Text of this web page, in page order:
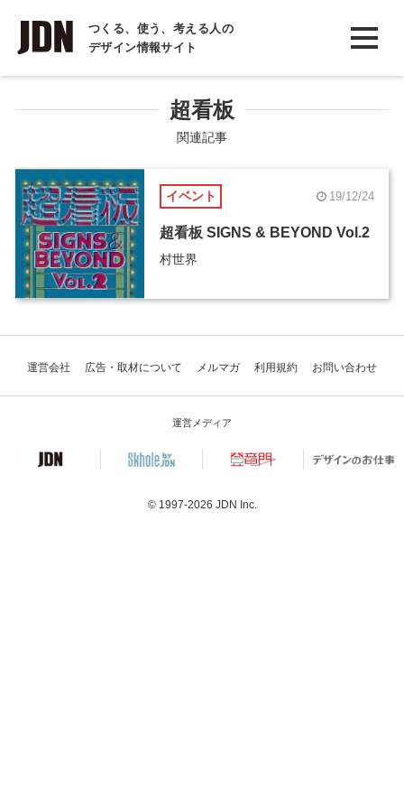
つくる、使う、考える人の
デザイン情報サイト
INTERVIEW
インタビュー
COLUMN
コラム
超看板
関連記事
イベント 19/12/24
超看板 SIGNS & BEYOND Vol.2
村世界
運営会社 広告・取材について メルマガ 利用規約 お問い合わせ
運営メディア
© 1997-2026 JDN Inc.